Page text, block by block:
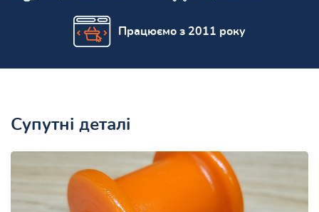
Працюємо з 2011 року
Супутні деталі